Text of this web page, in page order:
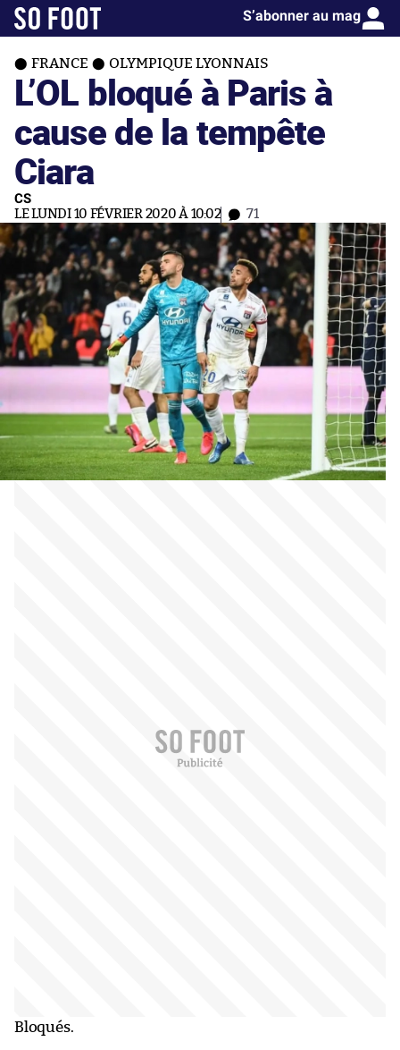
S’abonner au mag
FRANCE OLYMPIQUE LYONNAIS
L’OL bloqué à Paris à
cause de la tempête
Ciara
CS
LE LUNDI 10 FÉVRIER 2020 À 10:02 71
Bloqués.